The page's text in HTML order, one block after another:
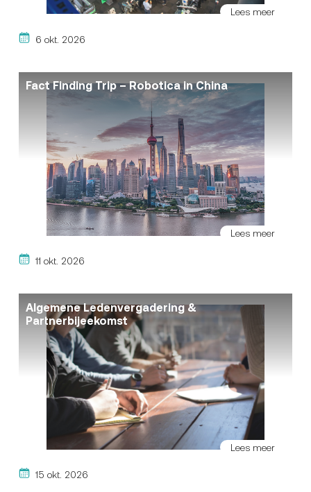
Lees meer
6 okt. 2026
Fact Finding Trip – Robotica in China​
Lees meer
11 okt. 2026
Algemene Ledenvergadering &
Partnerbijeekomst
Lees meer
15 okt. 2026